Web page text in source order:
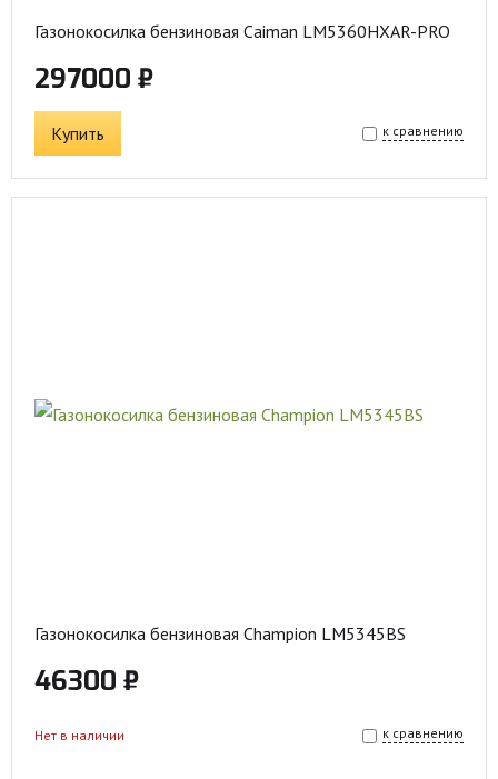
Газонокосилка бензиновая Caiman LM5360HXAR-PRO
297000 ₽
Купить к сравнению
Газонокосилка бензиновая Champion LM5345BS
46300 ₽
к сравнению
Нет в наличии